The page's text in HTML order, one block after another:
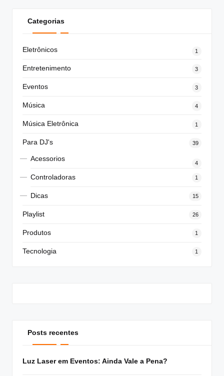
Categorias
Eletrônicos 1
Entretenimento 3
Eventos 3
Música 4
Música Eletrônica 1
Para DJ's 39
Acessorios
4
Controladoras 1
Dicas 15
Playlist 26
Produtos 1
Tecnologia 1
Posts recentes
Luz Laser em Eventos: Ainda Vale a Pena?